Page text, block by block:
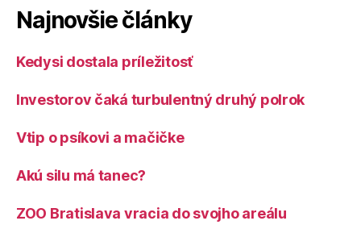
Najnovšie články
Kedysi dostala príležitosť
Investorov čaká turbulentný druhý polrok
Vtip o psíkovi a mačičke
Akú silu má tanec?
ZOO Bratislava vracia do svojho areálu